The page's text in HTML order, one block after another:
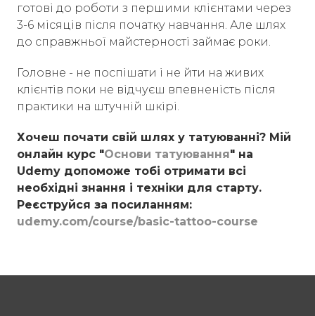
готові до роботи з першими клієнтами через
3-6 місяців після початку навчання. Але шлях
до справжньої майстерності займає роки.
Головне - не поспішати і не йти на живих
клієнтів поки не відчуєш впевненість після
практики на штучній шкірі.
Хочеш почати свій шлях у татуюванні? Мій
онлайн курс "Основи татуювання" на
Udemy допоможе тобі отримати всі
необхідні знання і техніки для старту.
Реєструйся за посиланням:
udemy.com/course/basic-tattoo-course